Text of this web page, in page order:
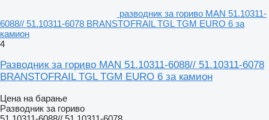
разводник за гориво MAN 51.10311-
6088// 51.10311-6078 BRANSTOFRAIL TGL TGM EURO 6 за
камион
4
Разводник за гориво MAN 51.10311-6088// 51.10311-6078
BRANSTOFRAIL TGL TGM EURO 6 за камион
Цена на барање
Разводник за гориво